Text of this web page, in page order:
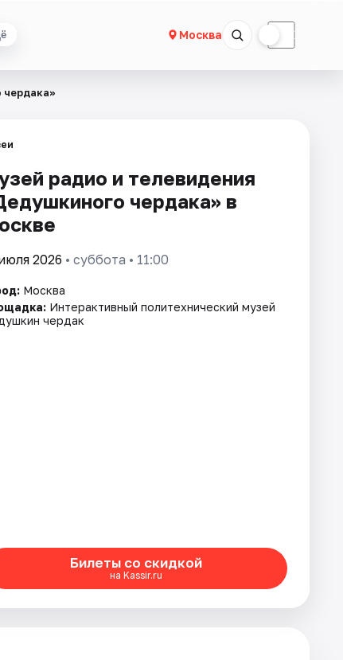
Москва ☾
радио и телевидения
чердака» в
2026 • суббота • 11:00
Москва
Интерактивный политехнический музей
чердак
Билеты со скидкой
на Kassir.ru